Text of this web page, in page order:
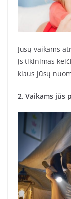
Jūsų vaikams
įsitikinimas
klaus jūsų
2. Vaikams jūs